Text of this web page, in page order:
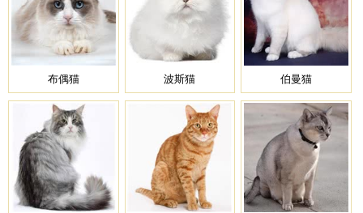
布偶猫 波斯猫 伯曼猫